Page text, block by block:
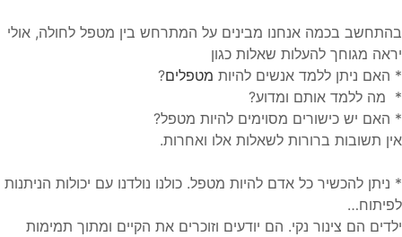
בהתחשב בכמה אנחנו מבינים על המתרחש בין מטפל לחולה, אולי
יראה מגוחך להעלות שאלות כגון
* האם ניתן ללמד אנשים להיות מטפלים?
* מה ללמד אותם ומדוע?
* האם יש כישורים מסוימים להיות מטפל?
אין תשובות ברורות לשאלות אלו ואחרות.
* ניתן להכשיר כל אדם להיות מטפל. כולנו נולדנו עם יכולות הניתנות
לפיתוח…
ילדים הם צינור נקי. הם יודעים וזוכרים את הקיים ומתוך תמימות